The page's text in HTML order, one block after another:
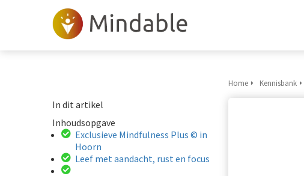
In dit artikel
Inhoudsopgave
Exclusieve Mindfulness Plus © in
Hoorn
Leef met aandacht, rust en focus
Home Kennisbank